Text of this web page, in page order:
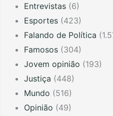
Entrevistas (6)
Esportes (423)
Falando de Política
Famosos (304)
Jovem opinião (193)
Justiça (448)
Mundo (516)
Opinião (49)